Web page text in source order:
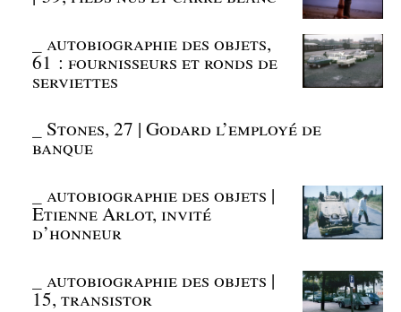
_autobiographie des objets,
61 : fournisseurs et ronds de
serviettes
Stones, 27 | Godard l’employé de
banque
_autobiographie des objets |
Etienne Arlot, invité
d’honneur
_autobiographie des objets |
15, transistor